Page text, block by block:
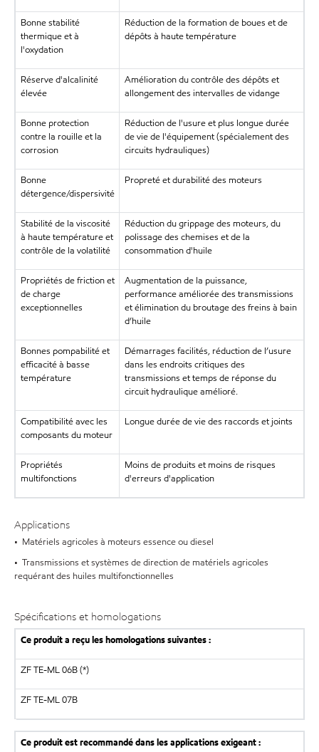
Bonne stabilité
thermique et à
l'oxydation
Réduction de la formation de boues et de
dépôts à haute température
Réserve d'alcalinité
élevée
Amélioration du contrôle des dépôts et
allongement des intervalles de vidange
Bonne protection
contre la rouille et la
corrosion
Réduction de l'usure et plus longue durée
de vie de l'équipement (spécialement des
circuits hydrauliques)
Bonne
détergence/dispersivité
Propreté et durabilité des moteurs
Stabilité de la viscosité
à haute température et
contrôle de la volatilité
Réduction du grippage des moteurs, du
polissage des chemises et de la
consommation d'huile
Propriétés de friction et
de charge
exceptionnelles
Augmentation de la puissance,
performance améliorée des transmissions
et élimination du broutage des freins à bain
d’huile
Bonnes pompabilité et
efficacité à basse
température
Démarrages facilités, réduction de l’usure
dans les endroits critiques des
transmissions et temps de réponse du
circuit hydraulique amélioré.
Compatibilité avec les
composants du moteur
Longue durée de vie des raccords et joints
Propriétés
multifonctions
Moins de produits et moins de risques
d'erreurs d'application
Applications
• Matériels agricoles à moteurs essence ou diesel
• Transmissions et systèmes de direction de matériels agricoles
requérant des huiles multifonctionnelles
Spécifications et homologations
Ce produit a reçu les homologations suivantes :
ZF TE-ML 06B (*)
ZFTE-ML 07B
Ce produit est recommandé dans les applications exigeant :